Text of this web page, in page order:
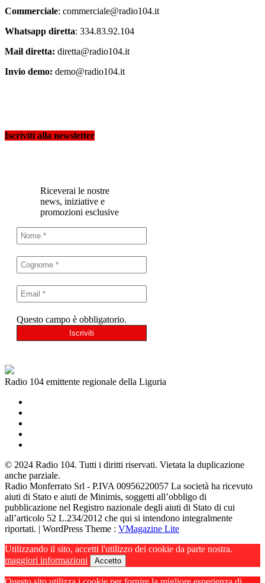
Commerciale: commerciale@radio104.it
Whatsapp diretta: 334.83.92.104
Mail diretta: diretta@radio104.it
Invio demo: demo@radio104.it
Iscriviti alla newsletter
Riceverai le nostre
news, iniziative e
promozioni esclusive
Questo campo è obbligatorio.
Radio 104 emittente regionale della Liguria
© 2024 Radio 104. Tutti i diritti riservati. Vietata la duplicazione
anche parziale.
Radio Monferrato Srl - P.IVA 00956220057 La società ha ricevuto
aiuti di Stato e aiuti de Minimis, soggetti all’obbligo di
pubblicazione nel Registro nazionale degli aiuti di Stato di cui
all’articolo 52 L.234/2012 che qui si intendono integralmente
riportati. | WordPress Theme : VMagazine Lite
Utilizzando il sito, accetti l'utilizzo dei cookie da parte nostra.
maggiori informazioni
Accetto